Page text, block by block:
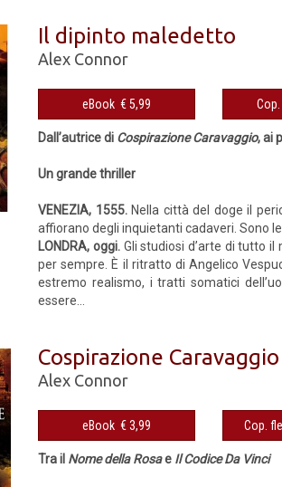
Il dipinto maledetto
Alex Connor
eBook € 5,99
Dall’autrice di Cospirazione Caravaggio, ai
Un grande thriller
VENEZIA, 1555. Nella città del doge il
affiorano degli inquietanti cadaveri. Sono
LONDRA, oggi.Gli studiosi d’arte di tutto il
per sempre. È il ritratto di Angelico
estremo realismo, i tratti somatici
essere...
Cospirazione Caravaggio
Alex Connor
eBook € 3,99
Tra il Nome della Rosae Il Codice Da Vinci